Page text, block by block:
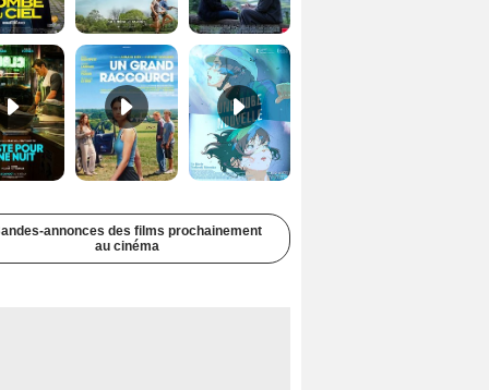
Juste pour une nuit Bande-annonce VO STFR Un grand raccourci Bande-annonce VF Une aube nouvelle Bande-annonce VO STFR
annonces des films prochainement
au cinéma